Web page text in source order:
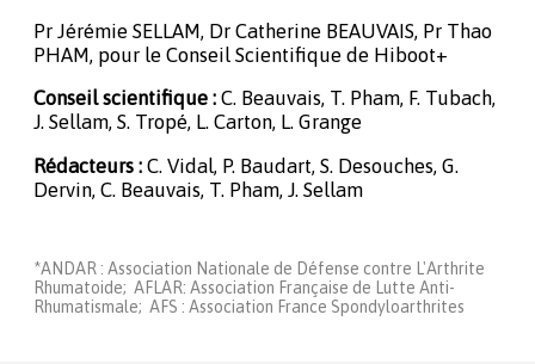
Pr Jérémie SELLAM, Dr Catherine BEAUVAIS, Pr Thao
PHAM, pour le Conseil Scientifique de Hiboot+
Conseil scientifique : C. Beauvais, T. Pham, F. Tubach,
J. Sellam, S. Tropé, L. Carton, L. Grange
Rédacteurs : C. Vidal, P. Baudart, S. Desouches, G.
Dervin, C. Beauvais, T. Pham, J. Sellam
*ANDAR : Association Nationale de Défense contre L'Arthrite
Rhumatoide; AFLAR: Association Française de Lutte Anti-
Rhumatismale; AFS : Association France Spondyloarthrites